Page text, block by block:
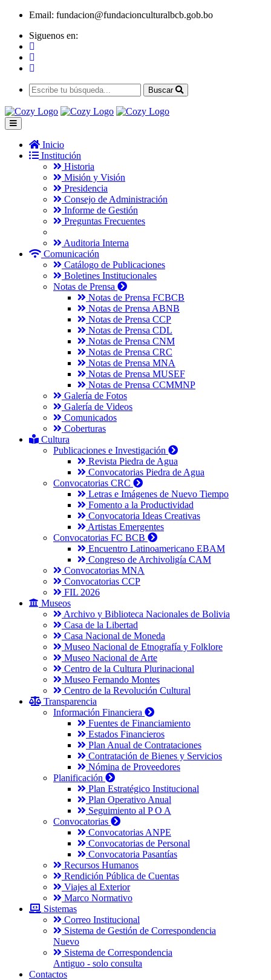
Email: fundacion@fundacionculturalbcb.gob.bo
Siguenos en:
Buscar
Inicio
Institución
Historia
Misión y Visión
Presidencia
Consejo de Administración
Informe de Gestión
Preguntas Frecuentes
Auditoria Interna
Comunicación
Catálogo de Publicaciones
Boletines Institucionales
Notas de Prensa
Notas de Prensa FCBCB
Notas de Prensa ABNB
Notas de Prensa CCP
Notas de Prensa CDL
Notas de Prensa CNM
Notas de Prensa CRC
Notas de Prensa MNA
Notas de Prensa MUSEF
Notas de Prensa CCMMNP
Galería de Fotos
Galería de Videos
Comunicados
Coberturas
Cultura
Publicaciones e Investigación
Revista Piedra de Agua
Convocatorias Piedra de Agua
Convocatorias CRC
Letras e Imágenes de Nuevo Tiempo
Fomento a la Productividad
Convocatoria Ideas Creativas
Artistas Emergentes
Convocatorias FC BCB
Encuentro Latinoamericano EBAM
Congreso de Archivoligía CAM
Convocatorias MNA
Convocatorias CCP
FIL 2026
Museos
Archivo y Biblioteca Nacionales de Bolivia
Casa de la Libertad
Casa Nacional de Moneda
Museo Nacional de Etnografía y Folklore
Museo Nacional de Arte
Centro de la Cultura Plurinacional
Museo Fernando Montes
Centro de la Revolución Cultural
Transparencia
Información Financiera
Fuentes de Financiamiento
Estados Financieros
Plan Anual de Contrataciones
Contratación de Bienes y Servicios
Nómina de Proveedores
Planificación
Plan Estratégico Institucional
Plan Operativo Anual
Seguimiento al P O A
Convocatorias
Convocatorias ANPE
Convocatorias de Personal
Convocatoria Pasantías
Recursos Humanos
Rendición Pública de Cuentas
Viajes al Exterior
Marco Normativo
Sistemas
Correo Institucional
Sistema de Gestión de Correspondencia
Nuevo
Sistema de Correspondencia
Antiguo - solo consulta
Contactos